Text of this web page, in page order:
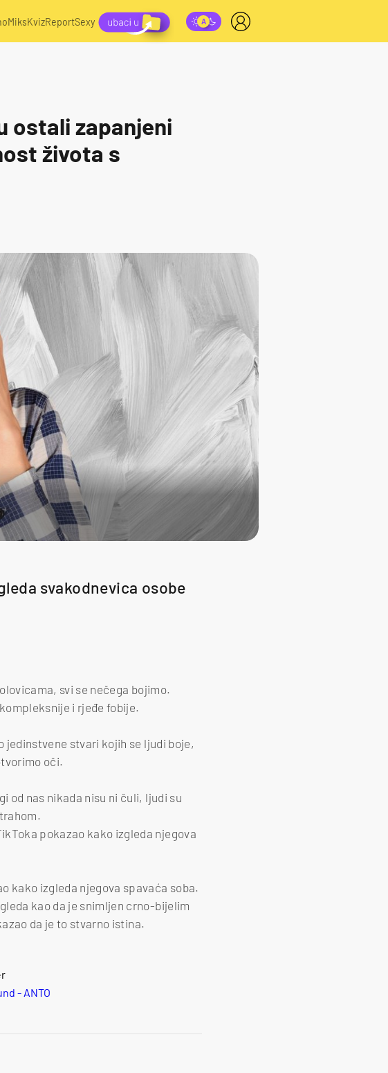
MiksKvizReportSexy
ostali zapanjeni
života s
svakodnevica osobe
svi se nečega bojimo.
i rjeđe fobije.
jedinstvene stvari kojih se ljudi boje,
oči.
od nas nikada nisu ni čuli, ljudi su
pokazao kako izgleda njegova
kako izgleda njegova spavaća soba.
kao da je snimljen crno-bijelim
da je to stvarno istina.
- ANTO